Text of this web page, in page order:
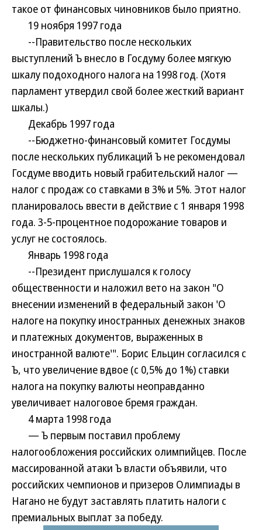
такое от финансовых чиновников было приятно.
19 ноября 1997 года
--Правительство после нескольких
выступлений Ъ внесло в Госдуму более мягкую
шкалу подоходного налога на 1998 год. (Хотя
парламент утвердил свой более жесткий вариант
шкалы.)
Декабрь 1997 года
--Бюджетно-финансовый комитет Госдумы
после нескольких публикаций Ъ не рекомендовал
Госдуме вводить новый грабительский налог —
налог с продаж со ставками в 3% и 5%. Этот налог
планировалось ввести в действие с 1 января 1998
года. 3-5-процентное подорожание товаров и
услуг не состоялось.
Январь 1998 года
--Президент прислушался к голосу
общественности и наложил вето на закон "О
внесении изменений в федеральный закон 'О
налоге на покупку иностранных денежных знаков
и платежных документов, выраженных в
иностранной валюте'". Борис Ельцин согласился с
Ъ, что увеличение вдвое (с 0,5% до 1%) ставки
налога на покупку валюты неоправданно
увеличивает налоговое бремя граждан.
4 марта 1998 года
— Ъ первым поставил проблему
налогообложения российских олимпийцев. После
массированной атаки Ъ власти объявили, что
российских чемпионов и призеров Олимпиады в
Нагано не будут заставлять платить налоги с
премиальных выплат за победу.